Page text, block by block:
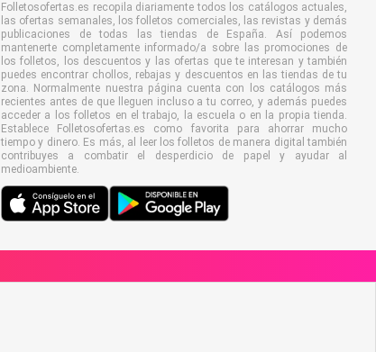
Folletosofertas.es recopila diariamente todos los catálogos actuales,
las ofertas semanales, los folletos comerciales, las revistas y demás
publicaciones de todas las tiendas de España. Así podemos
mantenerte completamente informado/a sobre las promociones de
los folletos, los descuentos y las ofertas que te interesan y también
puedes encontrar chollos, rebajas y descuentos en las tiendas de tu
zona. Normalmente nuestra página cuenta con los catálogos más
recientes antes de que lleguen incluso a tu correo, y además puedes
acceder a los folletos en el trabajo, la escuela o en la propia tienda.
Establece Folletosofertas.es como favorita para ahorrar mucho
tiempo y dinero. Es más, al leer los folletos de manera digital también
contribuyes a combatir el desperdicio de papel y ayudar al
medioambiente.